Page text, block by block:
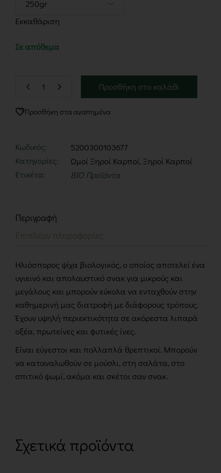
Εκκαθάριση
Σε απόθεμα
Προσθήκη στο καλάθι
Προσθήκη στα αγαπημένα
Κωδικός:
5200300103677
Κατηγορίες:
Ωμοί Ξηροί Καρποί, Ξηροί Καρποί
Ετικέτα:
BIO Προϊόντα
Περιγραφή
Ηλιόσπορος ψίχα βιολογικός, ο οποίος αποτελεί ένα
υγιεινό και απολαυστικό σνακ για μικρούς και
μεγάλους και μπορούν εύκολα να ενταχθούν στην
καθημερινή μας διατροφή με διάφορους τρόπους.
Έχουν υψηλή περιεκτικότητα σε ακόρεστα λιπαρά
οξέα, πρωτείνες και φυτικές ίνες.
Είναι εύγεστοι και πολλαπλά θρεπτικοί. Μπορούν
να καταναλωθούν σε μούσλι, στη σαλάτα, στο
σπιτικό ψωμί, ακόμα και σκέτοι σαν σνακ.
Σχετικά προϊόντα